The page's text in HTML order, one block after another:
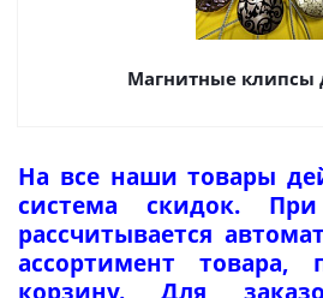
Магнитные клипсы
На все наши товары
система скидок.
рассчитывается
ассортимент товара,
корзину. Для